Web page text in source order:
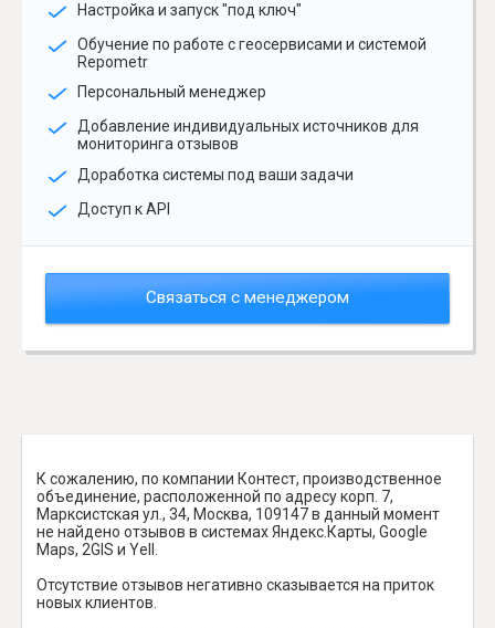
Настройка и запуск "под ключ"
Обучение по работе с геосервисами и системой
Repometr
Персональный менеджер
Добавление индивидуальных источников для
мониторинга отзывов
Доработка системы под ваши задачи
Доступ к API
Связаться с менеджером
К сожалению, по компании Контест, производственное
объединение, расположенной по адресу корп. 7,
Марксистская ул., 34, Москва, 109147 в данный момент
не найдено отзывов в системах Яндекс.Карты, Google
Maps, 2GIS и Yell.
Отсутствие отзывов негативно сказывается на приток
новых клиентов.